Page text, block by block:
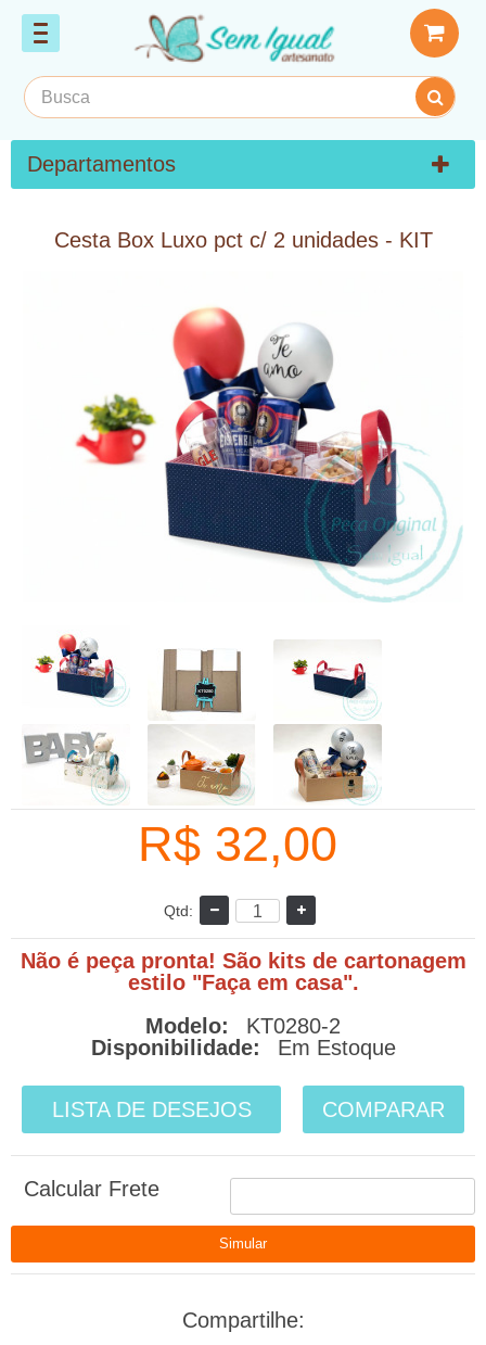
Departamentos
Cesta Box Luxo pct c/ 2 unidades - KIT
R$ 32,00
Qtd:
Não é peça pronta! São kits de cartonagem
estilo "Faça em casa".
Modelo:
KT0280-2
Disponibilidade:
Em Estoque
LISTA DE DESEJOS COMPARAR
Calcular Frete
Compartilhe: